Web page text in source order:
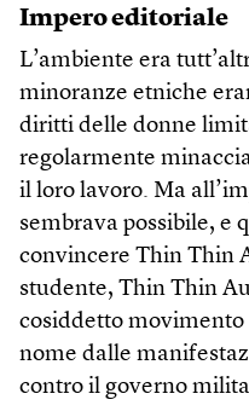
Impero editoriale
L’ambiente era
minoranze etniche
diritti delle donne
regolarmente
il loro lavoro. Ma
sembrava possibile, e
convincere Thin Thin
studente, Thin Thin
cosiddetto movimento
nome dalle
contro il governo